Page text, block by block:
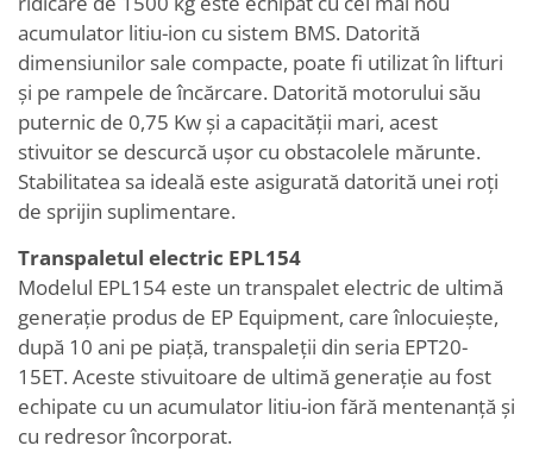
acumulator litiu-ion cu sistem BMS. Datorită
dimensiunilor sale compacte, poate fi utilizat în lifturi
și pe rampele de încărcare. Datorită motorului său
puternic de 0,75 Kw și a capacității mari, acest
stivuitor se descurcă ușor cu obstacolele mărunte.
Stabilitatea sa ideală este asigurată datorită unei roți
de sprijin suplimentare.
Transpaletul electric EPL154
Modelul EPL154 este un transpalet electric de ultimă
generație produs de EP Equipment, care înlocuiește,
după 10 ani pe piață, transpaleții din seria EPT20-
15ET. Aceste stivuitoare de ultimă generație au fost
echipate cu un acumulator litiu-ion fără mentenanță și
cu redresor încorporat.